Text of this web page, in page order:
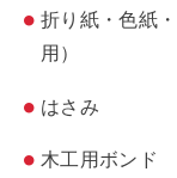
折り紙・色紙
用）
はさみ
木工用ボンド